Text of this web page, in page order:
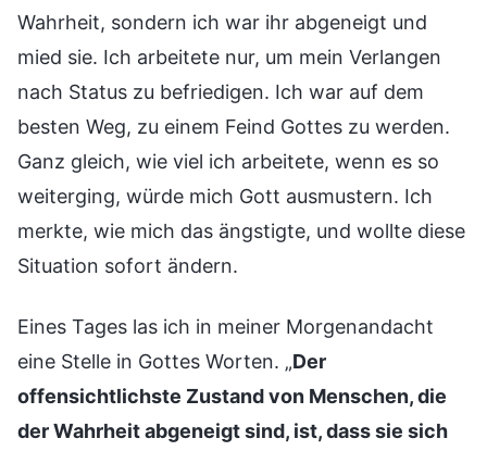
Wahrheit, sondern ich war ihr abgeneigt und
mied sie. Ich arbeitete nur, um mein Verlangen
nach Status zu befriedigen. Ich war auf dem
besten Weg, zu einem Feind Gottes zu werden.
Ganz gleich, wie viel ich arbeitete, wenn es so
weiterging, würde mich Gott ausmustern. Ich
merkte, wie mich das ängstigte, und wollte diese
Situation sofort ändern.
Eines Tages las ich in meiner Morgenandacht
eine Stelle in Gottes Worten. „Der
offensichtlichste Zustand von Menschen, die
der Wahrheit abgeneigt sind, ist, dass sie sich